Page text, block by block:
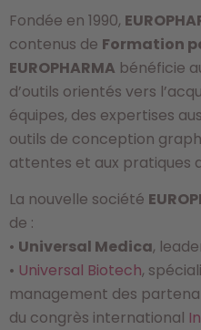
Fondée en 1990,
contenus de Formation
EUROPHARMA bénéficie
d’outils orientés vers
équipes, des expertises
outils de conception
attentes et aux pratiques
La nouvelle société
de :
• Universal Medica,
• Universal Biotech,
management des
du congrès international